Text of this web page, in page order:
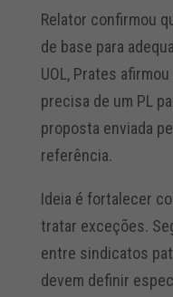
Relator confirmou
de base para
UOL, Prates
precisa de um PL
proposta enviada
referência.
Ideia é fortalecer
tratar exceções.
entre sindicatos
devem definir